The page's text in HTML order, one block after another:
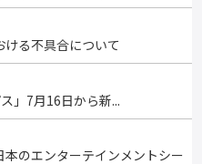
ける不具合について
」7月16日から新...
本のエンターテインメントシー